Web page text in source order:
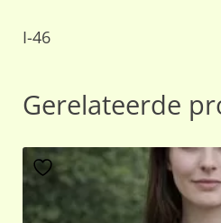
I-46
Gerelateerde